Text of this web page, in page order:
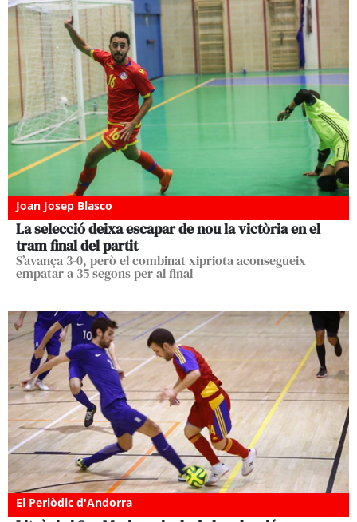
Joan Josep Blasco
La selecció deixa escapar de nou la victòria en el
tram final del partit
S’avança 3-0, però el combinat xipriota aconsegueix
empatar a 35 segons per al final
El Periòdic d'Andorra